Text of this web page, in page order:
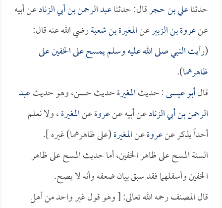
حدثناعلي بن حجرقال: حدثناعبد الرحمن بن أبي الزنادعن أبيه
عنعروة بن الزبيرعنالمغيرة بن شعبةرضي الله عنه قال:
(رأيت النبي صلى الله عليه وسلم يمسح على الخفين على
ظاهرهما).
قالأبو عيسى: حديثالمغيرةحديث حسن، وهو حديثعبد
الرحمن بن أبي الزنادعن أبيه عنعروةعنالمغيرة، ولا نعلم
أحداً يذكر عنعروةعنالمغيرة(على ظاهرهما) غيره ].
السنة المسح على ظاهر الخفين، أما حديث المسح على ظاهر
الخفين وأسفلهما فقد سبق بيان ضعفه وأنه لا يصح.
قال المصنف رحمه الله تعالى: [ وهو قول غير واحد من أهل